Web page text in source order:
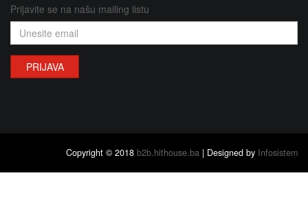
Prijavite se na našu mailing listu
PRIJAVA
Copyright © 2018 b2b.hithouse.ba | Designed by Infosistem